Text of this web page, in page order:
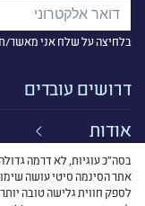
בלחיצה על שלח אני מאשר/ת
דרושים עובדים
אודות
קישורים
בסה״כ עוגיות, לא דרמה גדולה
לספק חווית גלישה טובה